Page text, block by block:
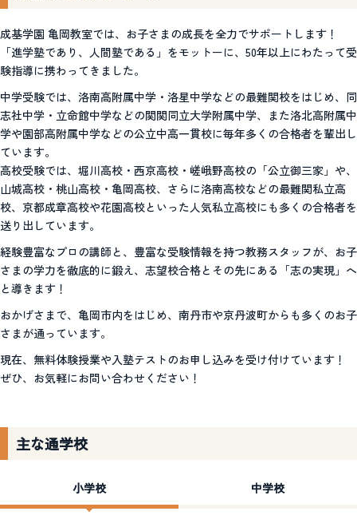
成基学園 亀岡教室では、お子さまの成長を全力でサポートします！
「進学塾であり、人間塾である」をモットーに、50年以上にわたって受
験指導に携わってきました。
中学受験では、洛南高附属中学・洛星中学などの最難関校をはじめ、同
志社中学・立命館中学などの関関同立大学附属中学、また洛北高附属中
学や園部高附属中学などの公立中高一貫校に毎年多くの合格者を輩出し
ています。
高校受験では、堀川高校・西京高校・嵯峨野高校の「公立御三家」や、
山城高校・桃山高校・亀岡高校、さらに洛南高校などの最難関私立高
校、京都成章高校や花園高校といった人気私立高校にも多くの合格者を
送り出しています。
経験豊富なプロの講師と、豊富な受験情報を持つ教務スタッフが、お子
さまの学力を徹底的に鍛え、志望校合格とその先にある「志の実現」へ
と導きます！
おかげさまで、亀岡市内をはじめ、南丹市や京丹波町からも多くのお子
さまが通っています。
現在、無料体験授業や入塾テストのお申し込みを受け付けています！
ぜひ、お気軽にお問い合わせください！
主な通学校
小学校 中学校